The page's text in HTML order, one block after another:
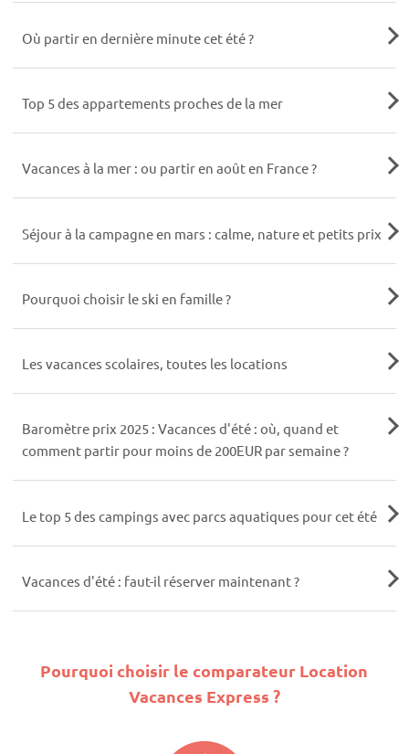
Où partir en dernière minute cet été ?
Top 5 des appartements proches de la mer
Vacances à la mer : ou partir en août en France ?
Séjour à la campagne en mars : calme, nature et petits prix
Pourquoi choisir le ski en famille ?
Les vacances scolaires, toutes les locations
Baromètre prix 2025 : Vacances d'été : où, quand et
comment partir pour moins de 200EUR par semaine ?
Le top 5 des campings avec parcs aquatiques pour cet été
Vacances d'été : faut-il réserver maintenant ?
Pourquoi choisir le comparateur Location
Vacances Express ?